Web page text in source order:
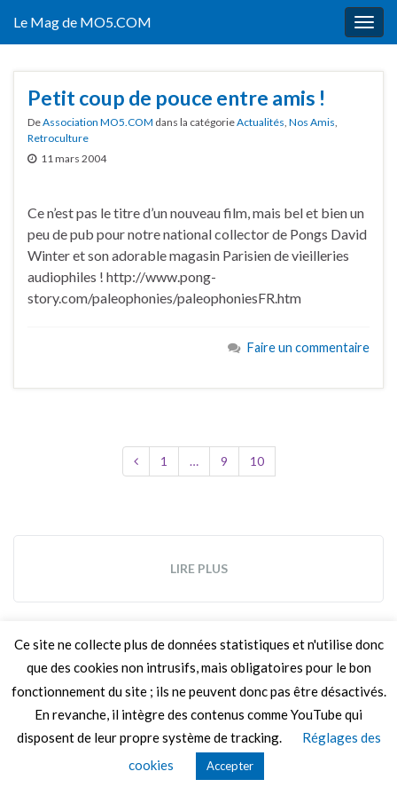
Le Mag de MO5.COM
Petit coup de pouce entre amis !
DeAssociation MO5.COM dans la catégorieActualités, Nos Amis,
Retroculture
11 mars 2004
Ce n’est pas le titre d’un nouveau film, mais bel et bien un
peu de pub pour notre national collector de Pongs David
Winter et son adorable magasin Parisien de vieilleries
audiophiles ! http://www.pong-
story.com/paleophonies/paleophoniesFR.htm
Faire un commentaire
1 … 9 10
LIRE PLUS
© 2026 Le Mag de MO5.COM.
Construit avec
parThèmes Graphene.
Ce site ne collecte plus de données statistiques et n'utilise donc
que des cookies non intrusifs, mais obligatoires pour le bon
fonctionnement du site ; ils ne peuvent donc pas être désactivés.
En revanche, il intègre des contenus comme YouTube qui
disposent de leur propre système de tracking.
Réglages des
cookies
Accepter